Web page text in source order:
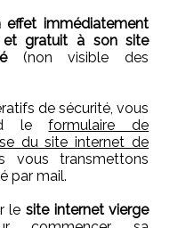
effet immédiatement
et gratuit à son site
(non visible des
de sécurité, vous
leformulaire de
du site internet de
vous transmettons
par mail.
le site internet vierge